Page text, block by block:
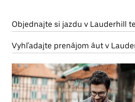
Objednajte si jazdu v Lauderhill
Vyhľadajte prenájom áut v